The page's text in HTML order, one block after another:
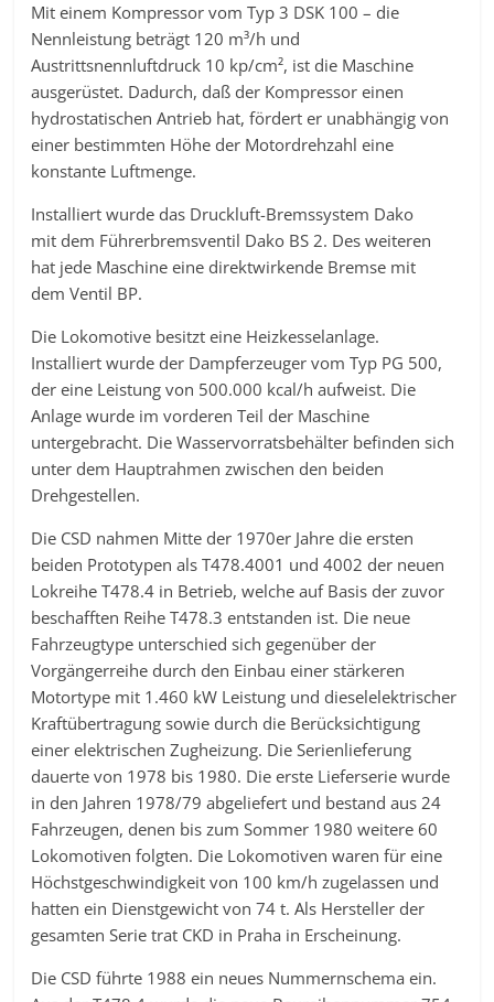
Mit einem Kompressor vom Typ 3 DSK 100 – die
Nennleistung beträgt 120 m³/h und
Austrittsnennluftdruck 10 kp/cm², ist die Maschine
ausgerüstet. Dadurch, daß der Kompressor einen
hydrostatischen Antrieb hat, fördert er unabhängig von
einer bestimmten Höhe der Motordrehzahl eine
konstante Luftmenge.
Installiert wurde das Druckluft-Bremssystem Dako
mit dem Führerbremsventil Dako BS 2. Des weiteren
hat jede Maschine eine direktwirkende Bremse mit
dem Ventil BP.
Die Lokomotive besitzt eine Heizkesselanlage.
Installiert wurde der Dampferzeuger vom Typ PG 500,
der eine Leistung von 500.000 kcal/h aufweist. Die
Anlage wurde im vorderen Teil der Maschine
untergebracht. Die Wasservorratsbehälter befinden sich
unter dem Hauptrahmen zwischen den beiden
Drehgestellen.
Die CSD nahmen Mitte der 1970er Jahre die ersten
beiden Prototypen als T478.4001 und 4002 der neuen
Lokreihe T478.4 in Betrieb, welche auf Basis der zuvor
beschafften Reihe T478.3 entstanden ist. Die neue
Fahrzeugtype unterschied sich gegenüber der
Vorgängerreihe durch den Einbau einer stärkeren
Motortype mit 1.460 kW Leistung und dieselelektrischer
Kraftübertragung sowie durch die Berücksichtigung
einer elektrischen Zugheizung. Die Serienlieferung
dauerte von 1978 bis 1980. Die erste Lieferserie wurde
in den Jahren 1978/79 abgeliefert und bestand aus 24
Fahrzeugen, denen bis zum Sommer 1980 weitere 60
Lokomotiven folgten. Die Lokomotiven waren für eine
Höchstgeschwindigkeit von 100 km/h zugelassen und
hatten ein Dienstgewicht von 74 t. Als Hersteller der
gesamten Serie trat CKD in Praha in Erscheinung.
Die CSD führte 1988 ein neues Nummernschema ein.